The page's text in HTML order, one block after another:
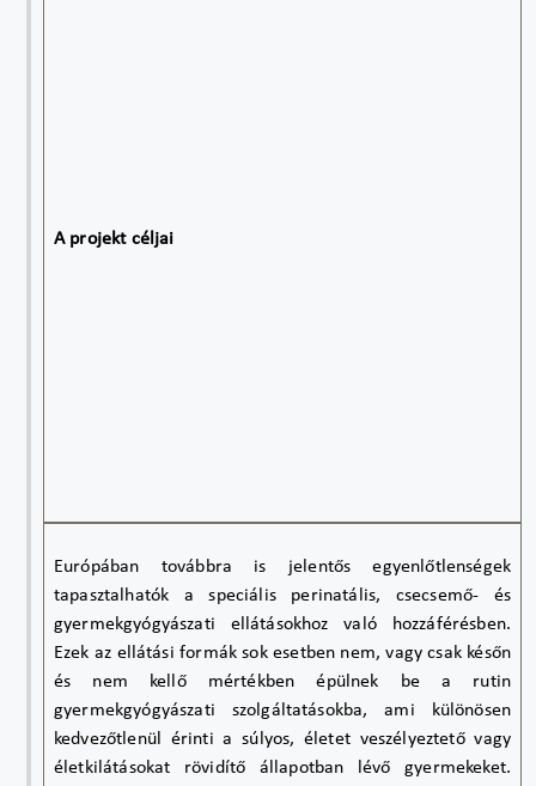
A projekt céljai
Európában továbbra is jelentős egyenlőtlenségek
tapasztalhatók a speciális perinatális, csecsemő- és
gyermekgyógyászati ellátásokhoz való hozzáférésben.
Ezek az ellátási formák sok esetben nem, vagy csak későn
és nem kellő mértékben épülnek be a rutin
gyermekgyógyászati szolgáltatásokba, ami különösen
kedvezőtlenül érinti a súlyos, életet veszélyeztető vagy
életkilátásokat rövidítő állapotban lévő gyermekeket.